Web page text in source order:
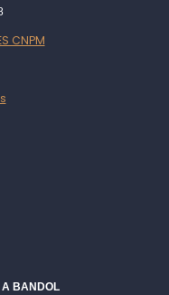
CNPM
A BANDOL